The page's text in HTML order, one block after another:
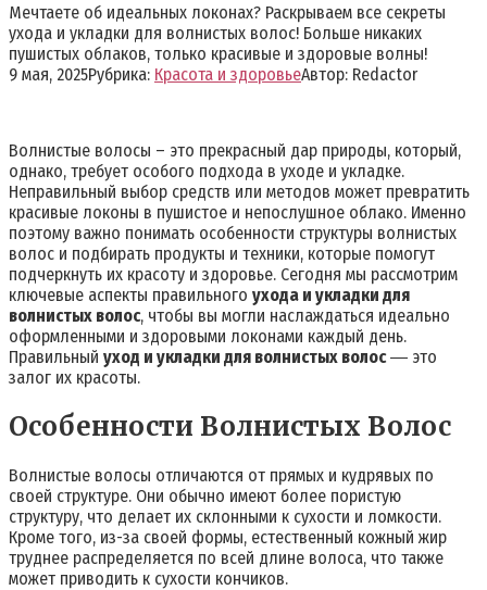
Мечтаете об идеальных локонах? Раскрываем все секреты
ухода и укладки для волнистых волос! Больше никаких
пушистых облаков, только красивые и здоровые волны!
9 мая, 2025Рубрика: Красота и здоровьеАвтор: Redactor
Волнистые волосы – это прекрасный дар природы, который,
однако, требует особого подхода в уходе и укладке.
Неправильный выбор средств или методов может превратить
красивые локоны в пушистое и непослушное облако. Именно
поэтому важно понимать особенности структуры волнистых
волос и подбирать продукты и техники, которые помогут
подчеркнуть их красоту и здоровье. Сегодня мы рассмотрим
ключевые аспекты правильного ухода и укладки для
волнистых волос, чтобы вы могли наслаждаться идеально
оформленными и здоровыми локонами каждый день.
Правильный уход и укладки для волнистых волос― это
залог их красоты.
Особенности Волнистых Волос
Волнистые волосы отличаются от прямых и кудрявых по
своей структуре. Они обычно имеют более пористую
структуру, что делает их склонными к сухости и ломкости.
Кроме того, из-за своей формы, естественный кожный жир
труднее распределяется по всей длине волоса, что также
может приводить к сухости кончиков.